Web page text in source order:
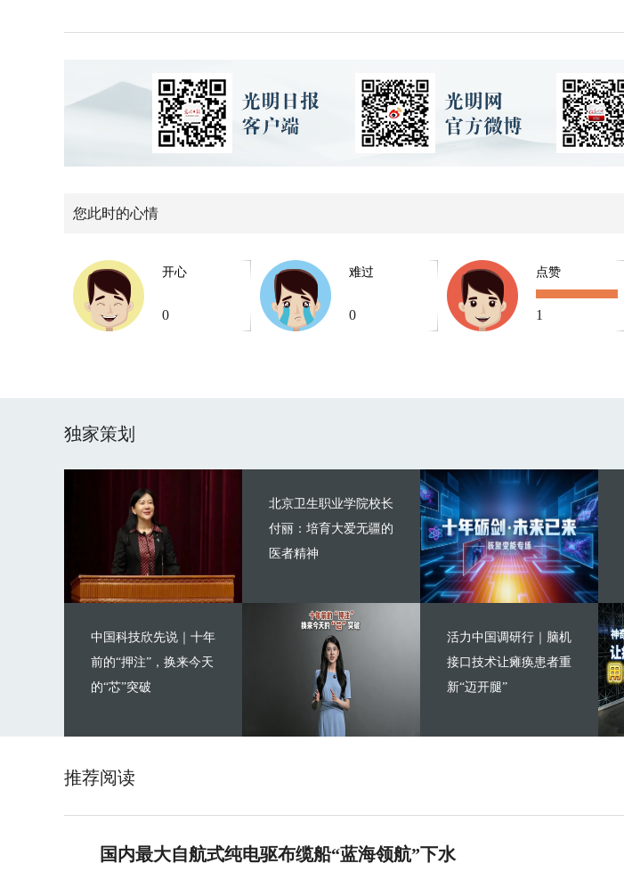
您此时的心情
开心
0
难过
0
点赞
1
独家策划
北京卫生职业学院校长
付丽：培育大爱无疆的
医者精神
中国科技欣先说｜十年
前的“押注”，换来今天
的“芯”突破
活力中国调研行｜脑机
接口技术让瘫痪患者重
新“迈开腿”
推荐阅读
国内最大自航式纯电驱布缆船“蓝海领航”下水